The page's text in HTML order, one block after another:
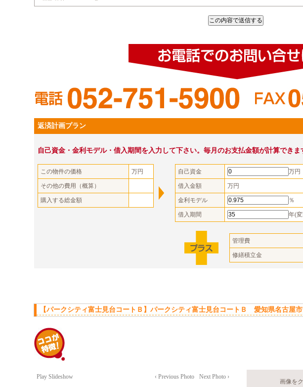
返済計画プラン
自己資金・金利モデル・借入期間を入力して下さい。毎月のお支払金額が計算できま
この物件の価格 万円
その他の費用（概算）
購入する総金額
自己資金 万円
借入金額 万円
金利モデル ％
借入期間 年(
管理費
修繕積立金
【パークシティ富士見台コートＢ】パークシティ富士見台コートＢ 愛知県名古屋
Play Slideshow ‹ Previous Photo Next Photo ›
画像を